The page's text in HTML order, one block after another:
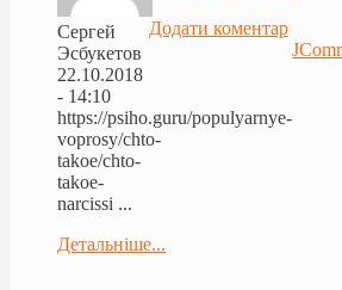
Додати коментар
Сергей
Эсбукетов
22.10.2018
- 14:10
https://psiho.guru/populyarnye-
voprosy/chto-
takoe/chto-
takoe-
narcissi ...
Детальніше...